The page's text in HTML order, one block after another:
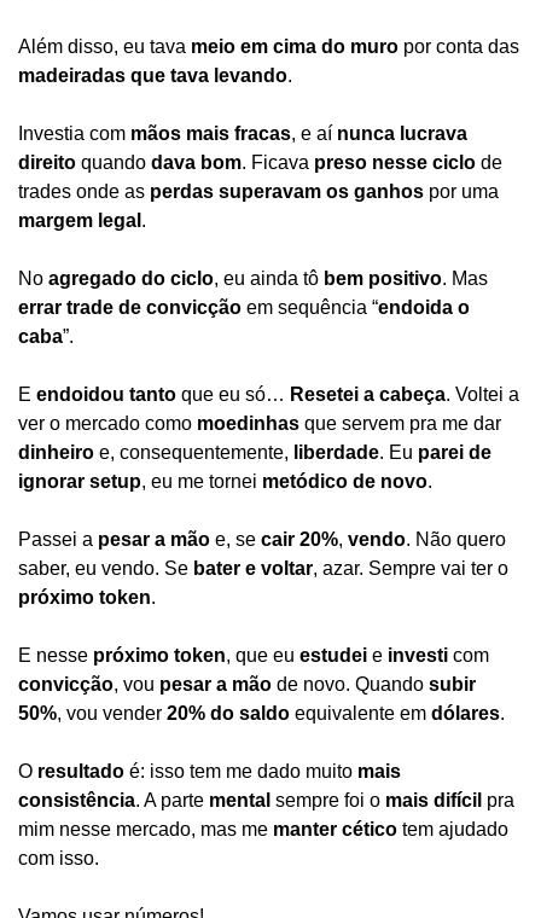
Além disso, eu tava meio em cima do muro
madeiradas que tava levando.
Investia com mãos mais fracas, e aí nunca lucrava
direito quando dava bom. Ficava preso nesse ciclo de
trades onde as perdas superavam os ganhos
margem legal .
No agregado do ciclo, eu ainda tô bem positivo
errar trade de convicção em sequência “endoida o
caba”.
E endoidou tanto que eu só… Resetei a cabeça. Voltei a
ver o mercado como moedinhas
dinheiro e, consequentemente, liberdade. Eu parei de
ignorar setup, eu me tornei metódico de novo.
Passei a pesar a mão e, se cair 20%, vendo. Não quero
saber, eu vendo. Se bater e voltar
próximo token.
E nesse próximo token, que eu estudei e investi
convicção, vou pesar a mão de novo. Quando subir
50%, vou vender 20% do saldo equivalente em dólares.
O resultado é: isso tem me dado muito mais
consistência. A parte mental sempre foi o mais difícil pra
mim nesse mercado, mas me manter cético tem ajudado
com isso.